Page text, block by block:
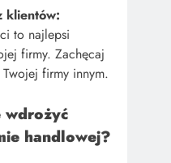
klientów:
to najlepsi
firmy. Zachęcaj
firmy innym.
handlowej?